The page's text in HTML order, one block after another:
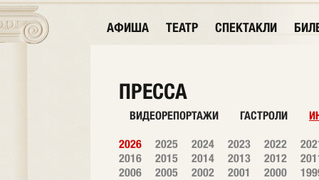
АФИША ТЕАТР СПЕКТАКЛИ
ПРЕССА
ВИДЕОРЕПОРТАЖИ ГАСТРОЛИ
2026 2025 2024 2023 2022
2016
2015 2014 2013 2012
2006
2005 2002 2001 2000